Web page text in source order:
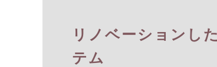
リノベーションし
テム